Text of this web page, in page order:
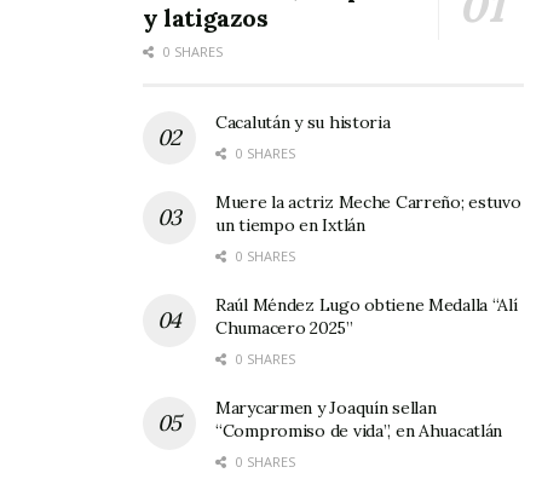
y latigazos
0 SHARES
Cacalután y su historia
0 SHARES
Muere la actriz Meche Carreño; estuvo
un tiempo en Ixtlán
0 SHARES
Raúl Méndez Lugo obtiene Medalla “Alí
Chumacero 2025”
0 SHARES
Marycarmen y Joaquín sellan
“Compromiso de vida”, en Ahuacatlán
0 SHARES